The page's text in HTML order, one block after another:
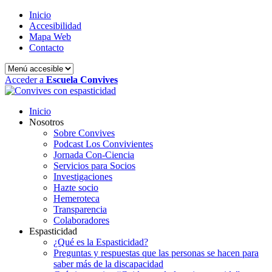
Inicio
Accesibilidad
Mapa Web
Contacto
Acceder a Escuela Convives
Inicio
Nosotros
Sobre Convives
Podcast Los Convivientes
Jornada Con-Ciencia
Servicios para Socios
Investigaciones
Hazte socio
Hemeroteca
Transparencia
Colaboradores
Espasticidad
¿Qué es la Espasticidad?
Preguntas y respuestas que las personas se hacen para
saber más de la discapacidad